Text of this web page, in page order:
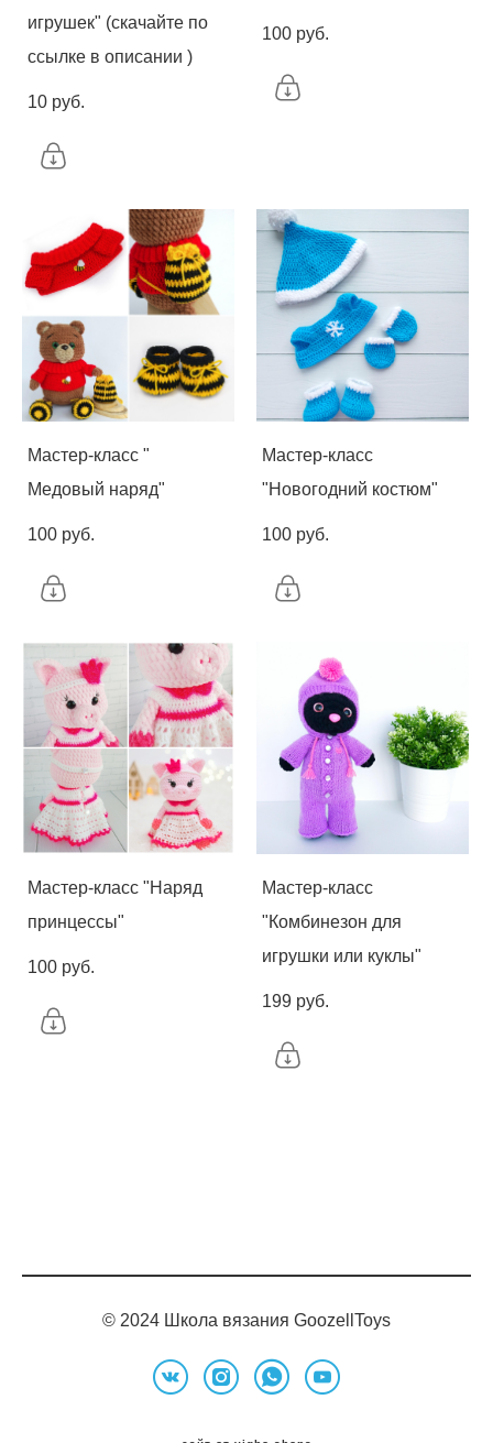
игрушек" (скачайте по
ссылке в описании )
10 pуб.
100 pуб.
Мастер-класс "
Медовый наряд"
100 pуб.
Мастер-класс
"Новогодний костюм"
100 pуб.
Мастер-класс "Наряд
принцессы"
100 pуб.
Мастер-класс
"Комбинезон для
игрушки или куклы"
199 pуб.
© 2024 Школа вязания GoozellToys